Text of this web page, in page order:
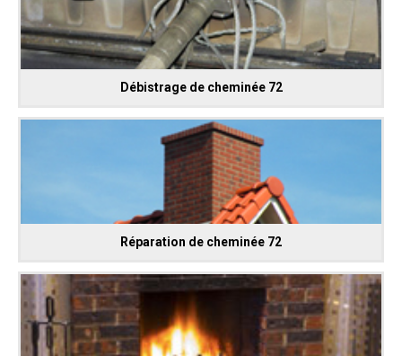
Débistrage de cheminée 72
Réparation de cheminée 72